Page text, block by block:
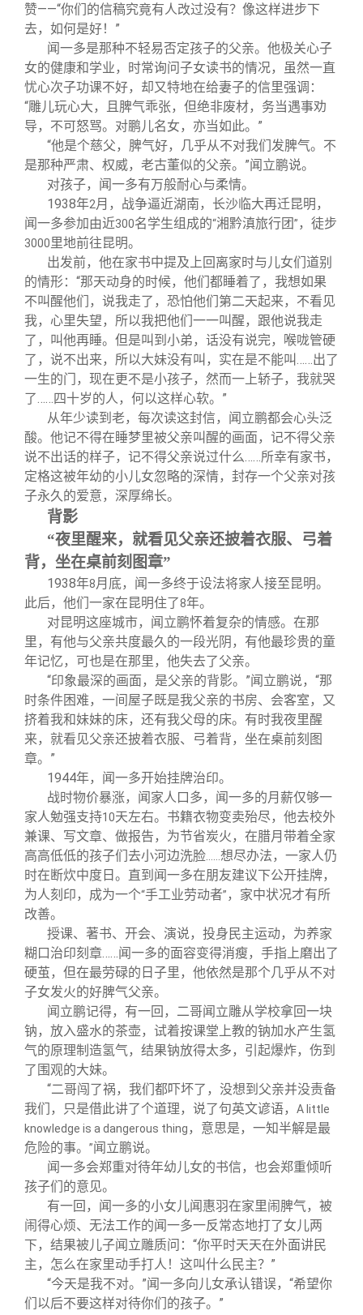
赞——“你们的信稿究竟有人改过没有？像这样进步下
去，如何是好！”
闻一多是那种不轻易否定孩子的父亲。他极关心子
女的健康和学业，时常询问子女读书的情况，虽然一直
忧心次子功课不好，却又特地在给妻子的信里强调：
“雕儿玩心大，且脾气乖张，但绝非废材，务当遇事劝
导，不可怒骂。对鹏儿名女，亦当如此。”
“他是个慈父，脾气好，几乎从不对我们发脾气。不
是那种严肃、权威，老古董似的父亲。”闻立鹏说。
对孩子，闻一多有万般耐心与柔情。
1938年2月，战争逼近湖南，长沙临大再迁昆明，
闻一多参加由近300名学生组成的“湘黔滇旅行团” ，徒步
3000里地前往昆明。
出发前，他在家书中提及上回离家时与儿女们道别
的情形：“那天动身的时候，他们都睡着了，我想如果
不叫醒他们，说我走了，恐怕他们第二天起来，不看见
我，心里失望，所以我把他们一一叫醒，跟他说我走
了，叫他再睡。但是叫到小弟，话没有说完，喉咙管硬
了，说不出来，所以大妹没有叫，实在是不能叫……出了
一生的门，现在更不是小孩子，然而一上轿子，我就哭
了……四十岁的人，何以这样心软。”
从年少读到老，每次读这封信，闻立鹏都会心头泛
酸。他记不得在睡梦里被父亲叫醒的画面，记不得父亲
说不出话的样子，记不得父亲说过什么……所幸有家书，
定格这被年幼的小儿女忽略的深情，封存一个父亲对孩
子永久的爱意，深厚绵长。
背影
“夜里醒来，就看见父亲还披着衣服、弓着
背，坐在桌前刻图章”
1938年8月底，闻一多终于设法将家人接至昆明。
此后，他们一家在昆明住了8年。
对昆明这座城市，闻立鹏怀着复杂的情感。在那
里，有他与父亲共度最久的一段光阴，有他最珍贵的童
年记忆，可也是在那里，他失去了父亲。
“印象最深的画面，是父亲的背影。”闻立鹏说，“那
时条件困难，一间屋子既是我父亲的书房、会客室，又
挤着我和妹妹的床，还有我父母的床。有时我夜里醒
来，就看见父亲还披着衣服、弓着背，坐在桌前刻图
章。”
1944年，闻一多开始挂牌治印。
战时物价暴涨，闻家人口多，闻一多的月薪仅够一
家人勉强支持10天左右。书籍衣物变卖殆尽，他去校外
兼课、写文章、做报告，为节省炭火，在腊月带着全家
高高低低的孩子们去小河边洗脸
想尽办法，一家人仍
时在断炊中度日。直到闻一多在朋友建议下公开挂牌，
为人刻印，成为一个“手工业劳动者” ，家中状况才有所
改善。
授课、著书、开会、演说，投身民主运动，为养家
糊口治印刻章……闻一多的面容变得消瘦，手指上磨出了
硬茧，但在最劳碌的日子里，他依然是那个几乎从不对
子女发火的好脾气父亲。
闻立鹏记得，有一回，二哥闻立雕从学校拿回一块
钠，放入盛水的茶壶，试着按课堂上教的钠加水产生氢
气的原理制造氢气，结果钠放得太多，引起爆炸，伤到
了围观的大妹。
“二哥闯了祸，我们都吓坏了，没想到父亲并没责备
我们，只是借此讲了个道理，说了句英文谚语， A little
knowledge is a dangerous thing ，意思是，一知半解是最
危险的事。 ”闻立鹏说。
闻一多会郑重对待年幼儿女的书信，也会郑重倾听
孩子们的意见。
有一回，闻一多的小女儿闻惠羽在家里闹脾气，被
闹得心烦、无法工作的闻一多一反常态地打了女儿两
下，结果被儿子闻立雕质问：“你平时天天在外面讲民
主，怎么在家里动手打人！这叫什么民主？”
“今天是我不对。”闻一多向儿女承认错误，“希望你
们以后不要这样对待你们的孩子。”